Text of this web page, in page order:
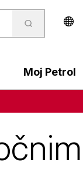
Moj Petrol